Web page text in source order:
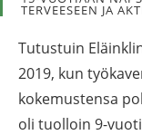
TERVEESEEN JA
Tutustuin
2019, kun
kokemustensa
oli tuolloin 9-